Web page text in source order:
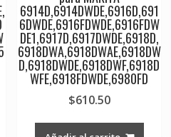
6914D,6914DWDE,6916D,691
6DWDE,6916FDWDE,6916FDW
DE1,6917D,6917DWDE,6918D,
6918DWA,6918DWAE,6918DW
D,6918DWDE,6918DWF,6918D
WFE,6918FDWDE,6980FD
$610.50